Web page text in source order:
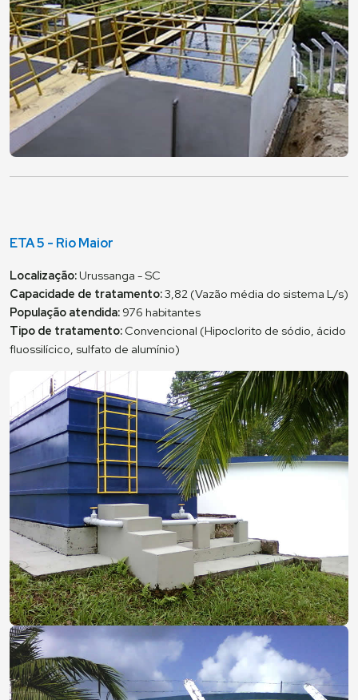
ETA 5 - Rio Maior
Localização:Urussanga - SC
Capacidade de tratamento:3,82 (Vazão média do sistema L/s)
População atendida: 976 habitantes
Tipo de tratamento: Convencional (Hipoclorito de sódio, ácido
fluossilícico, sulfato de alumínio)